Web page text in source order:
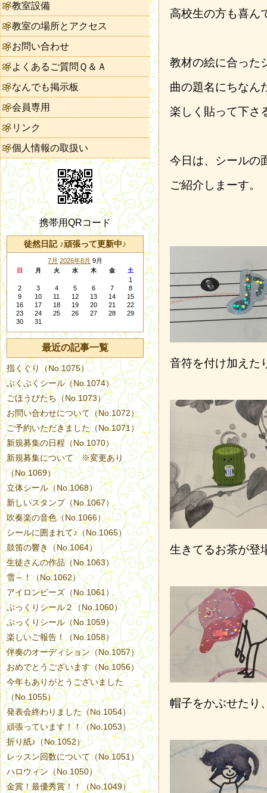
高校生の方も喜ん
教材の絵に合った
曲の題名にちなん
楽しく貼って下さ
今日は、シールの
ご紹介しまーす。
音符を付け加えた
生きてるお茶が登
帽子をかぶせたり
教室設備
教室の場所とアクセス
お問い合わせ
よくあるご質問Ｑ＆Ａ
なんでも掲示板
会員専用
リンク
個人情報の取扱い
携帯用QRコード
徒然日記 ♪頑張って更新中♪
7月 2026年8月 9月
日 月 火 水 木 金 土
1
2
3 4 5 6 7
8
9
10 11 12 13 14
15
16
17 18 19 20 21
22
23
24 25 26 27 28
29
30
31
最近の記事一覧
指くぐり（No.1075）
ぷくぷくシール（No.1074）
ごほうびたち（No.1073）
お問い合わせについて（No.1072）
ご予約いただきました（No.1071）
新規募集の日程（No.1070）
新規募集について ※変更あり
（No.1069）
立体シール（No.1068）
新しいスタンプ（No.1067）
吹奏楽の音色（No.1066）
シールに囲まれて♪（No.1065）
鼓笛の響き（No.1064）
生徒さんの作品（No.1063）
雪～！（No.1062）
アイロンビーズ（No.1061）
ぷっくりシール２（No.1060）
ぷっくりシール（No.1059）
楽しいご報告！（No.1058）
伴奏のオーディション（No.1057）
おめでとうございます（No.1056）
今年もありがとうございました
（No.1055）
発表会終わりました（No.1054）
頑張っています！！（No.1053）
折り紙♪（No.1052）
レッスン回数について（No.1051）
ハロウィン（No.1050）
金賞！最優秀賞！！（No.1049）